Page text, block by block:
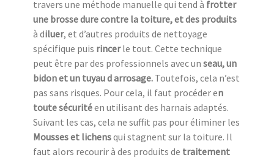
travers une méthode manuelle qui tend à frotter
une brosse dure contre la toiture, et des produits
à diluer, et d’autres produits de nettoyage
spécifique puis rincerle tout. Cette technique
peut être par des professionnels avec un seau, un
bidon et un tuyau d arrosage. Toutefois, cela n’est
pas sans risques. Pour cela, il faut procéder en
toute sécuritéen utilisant des harnais adaptés.
Suivant les cas, cela ne suffit pas pour éliminer les
Mousses et lichensqui stagnent sur la toiture. Il
faut alors recourir à des produits de traitement